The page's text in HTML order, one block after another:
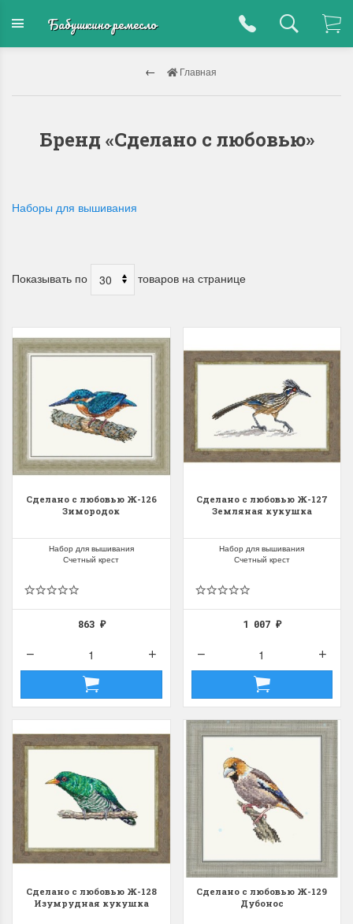
Бабушкино ремесло
Главная
Бренд «Сделано с любовью»
Наборы для вышивания
Показывать по товаров на странице
Сделано с любовью Ж-126
Зимородок
Набор для вышивания
Счетный крест
863 ₽
Сделано с любовью Ж-127
Земляная кукушка
Набор для вышивания
Счетный крест
1 007₽
Сделано с любовью Ж-128
Изумрудная кукушка
Сделано с любовью Ж-129
Дубонос